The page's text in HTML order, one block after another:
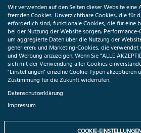
ToolPool
Folgen Sie uns:
Wir verwenden auf den Seiten dieser Website eine
fremden Cookies: Unverzichtbare Cookies, die für
erforderlich sind; funktionale Cookies, die für eine
bei der Nutzung der Website sorgen;
um aggregierte Daten über die Nutzung der
generieren; und Marketing-Cookies, die
und Werbung anzuzeigen. Wenn Sie "ALLE
sich mit der Verwendung aller Cookies
"Einstellungen" einzelne Cookie-Typen akzeptieren
Zustimmung für die Zukunft widerrufen.
Datenschutzerklärung
Impressum